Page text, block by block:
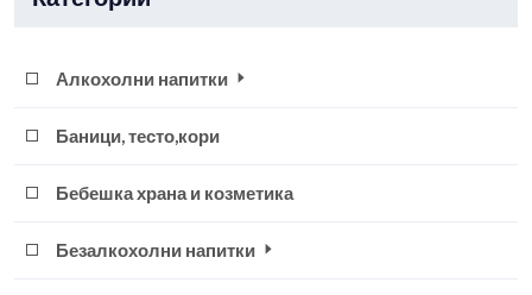
Алкохолни напитки
Баници, тесто,кори
Бебешка храна и козметика
Безалкохолни напитки